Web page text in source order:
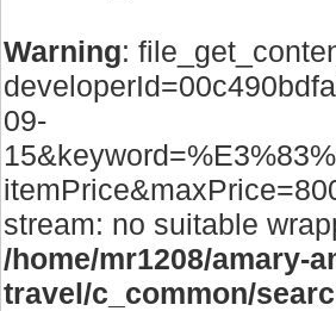
Warning:
09-
stream: no suitable
/home/mr1208/amary-
travel/c_common/